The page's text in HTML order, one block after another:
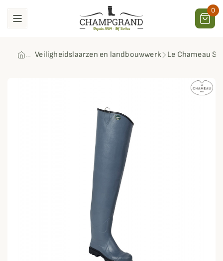
0
Veiligheidslaarzen en landbouwwerk Le Chameau